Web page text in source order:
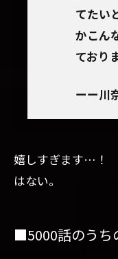
フ
ル
7
煙草
てたい
かこん
ており
ーー川
嬉しすぎます…！
はない。
■5000話のうち